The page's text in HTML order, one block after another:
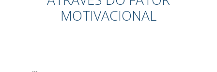
MOTIVACIONAL